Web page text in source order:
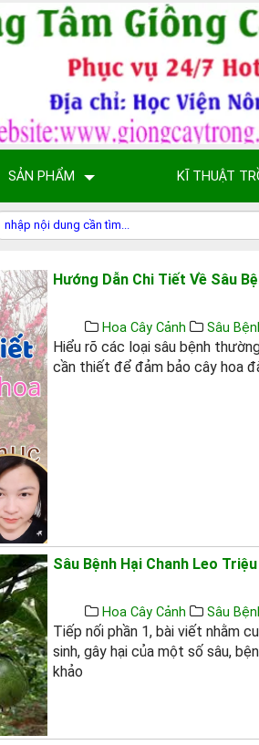
SẢN PHẨM KĨ THUẬT
Hướng Dẫn Chi Tiết Về Sâu
Hoa Cây Cảnh Sâu
Hiểu rõ các loại sâu bệnh
cần thiết để đảm bảo cây hoa
Sâu Bệnh Hại Chanh Leo
Hoa Cây Cảnh Sâu
Tiếp nối phần 1, bài viết nhằm
sinh, gây hại của một số sâu,
khảo